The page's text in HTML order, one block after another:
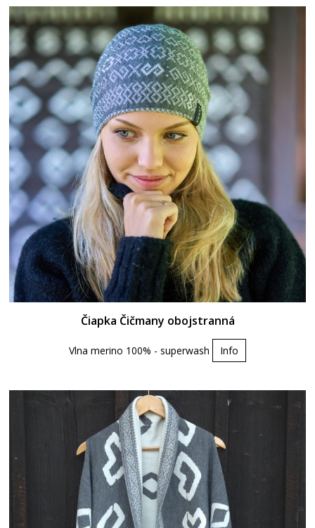
Čiapka Čičmany obojstranná
Vlna merino 100% - superwash Info